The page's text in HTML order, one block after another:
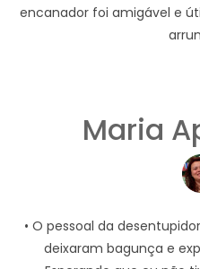
encanador foi amigável e
Maria
• O pessoal da
deixaram bagunça e